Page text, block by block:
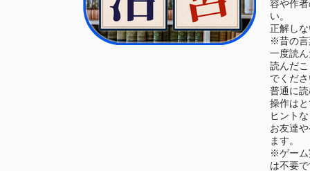
容や作
い。
正解し
※昔の言
一度読
読んだ
でくだ
普通に
操作は
ヒント
お友達
ます。
※ゲーム
は不要